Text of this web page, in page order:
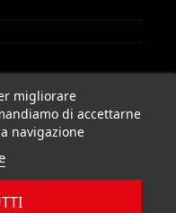
migliorare
di accettarne
navigazione